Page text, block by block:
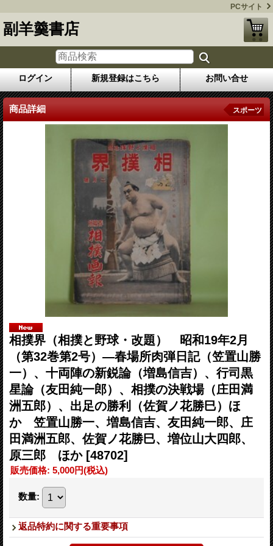
PCサイト
副羊羹書店
ログイン 新規登録はこちら お問い合せ
商品詳細 スポーツ
相撲界（相撲と野球・改題） 昭和19年2月
（第32巻第2号）―春場所肉弾日記（笠置山勝
一）、十両陣の新鋭論（増島信吉）、行司黒
星論（友田純一郎）、相撲の決戦場（庄田満
洲五郎）、出足の勝利（佐賀ノ花勝巳）ほ
か 笠置山勝一、増島信吉、友田純一郎、庄
田満洲五郎、佐賀ノ花勝巳、増位山大四郎、
原三郎 ほか [48702]
販売価格: 5,000円(税込)
数量:
返品特約に関する重要事項